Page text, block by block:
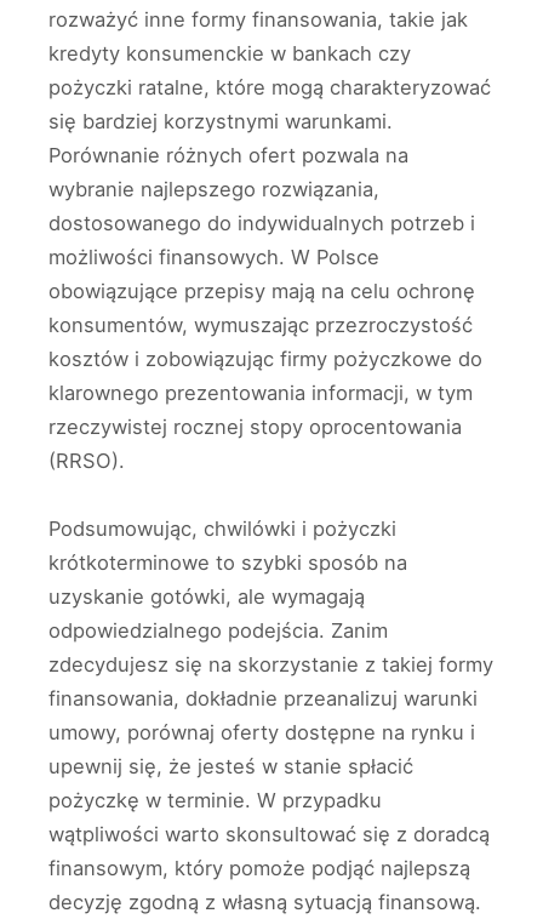
rozważyć inne formy finansowania, takie jak
kredyty konsumenckie w bankach czy
pożyczki ratalne, które mogą charakteryzować
się bardziej korzystnymi warunkami.
Porównanie różnych ofert pozwala na
wybranie najlepszego rozwiązania,
dostosowanego do indywidualnych potrzeb i
możliwości finansowych. W Polsce
obowiązujące przepisy mają na celu ochronę
konsumentów, wymuszając przezroczystość
kosztów i zobowiązując firmy pożyczkowe do
klarownego prezentowania informacji, w tym
rzeczywistej rocznej stopy oprocentowania
(RRSO).
Podsumowując, chwilówki i pożyczki
krótkoterminowe to szybki sposób na
uzyskanie gotówki, ale wymagają
odpowiedzialnego podejścia. Zanim
zdecydujesz się na skorzystanie z takiej formy
finansowania, dokładnie przeanalizuj warunki
umowy, porównaj oferty dostępne na rynku i
upewnij się, że jesteś w stanie spłacić
pożyczkę w terminie. W przypadku
wątpliwości warto skonsultować się z doradcą
finansowym, który pomoże podjąć najlepszą
decyzję zgodną z własną sytuacją finansową.